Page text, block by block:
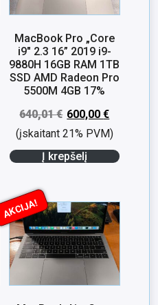
MacBook Pro „Core
i9″ 2.3 16” 2019 i9-
9880H 16GB RAM 1TB
SSD AMD Radeon Pro
5500M 4GB 17%
640,01€ 600,00€
(įskaitant 21% PVM)
Į krepšelį
AKCIJA!